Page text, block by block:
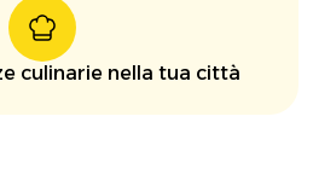
culinarie nella tua città